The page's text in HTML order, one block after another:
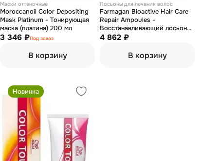
Маски оттеночные
Moroccanoil Color Depositing
Mask Platinum - Тонирующая
маска (платина) 200 мл
3 346 ₽Под заказ
В корзину
Лосьоны для лечения волос
Farmagan Bioactive Hair Care
Repair Ampoules -
Восстанавливающий лосьон
для волос с минералами 10шт
4 862 ₽
В корзину
Новинка